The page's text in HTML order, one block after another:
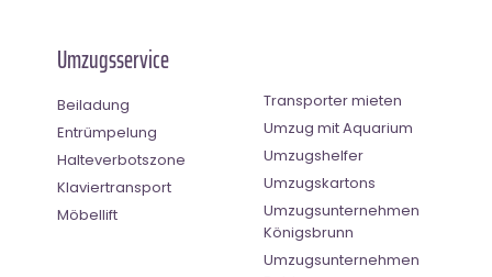
Umzugsservice
Beiladung
Entrümpelung
Halteverbotszone
Klaviertransport
Möbellift
Transporter mieten
Umzug mit Aquarium
Umzugshelfer
Umzugskartons
Umzugsunternehmen
Königsbrunn
Umzugsunternehmen